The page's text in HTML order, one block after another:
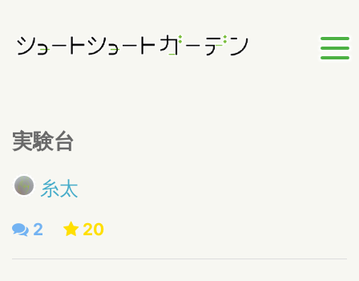
実験台
糸太
2 20